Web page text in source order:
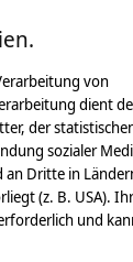
bei 30°C
zum Hersteller:
GmbH &
108
von
dient
der
sozialer
an Dritte in
(z. B. USA).
und